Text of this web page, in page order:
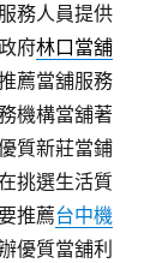
服務人員提供
府林口當舖
薦當舖服務
機構當舖著
質新莊當鋪
挑選生活質
推薦台中機
優質當舖利